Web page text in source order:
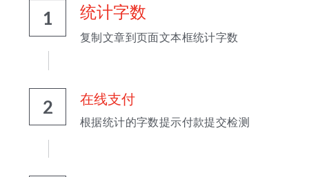
1 统计字数
复制文章到页面文本框统计字数
2 在线支付
根据统计的字数提示付款提交检测